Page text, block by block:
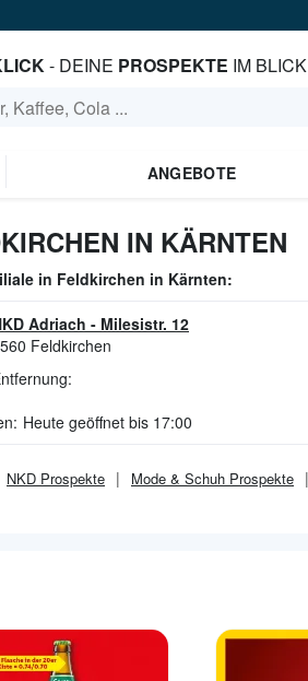
- DEINE PROSPEKTE IM BLICK
ANGEBOTE
IN KÄRNTEN
in Feldkirchen in Kärnten:
Adriach - Milesistr. 12
Feldkirchen
Heute geöffnet bis 17:00
NKD Prospekte Mode & Schuh Prospekte